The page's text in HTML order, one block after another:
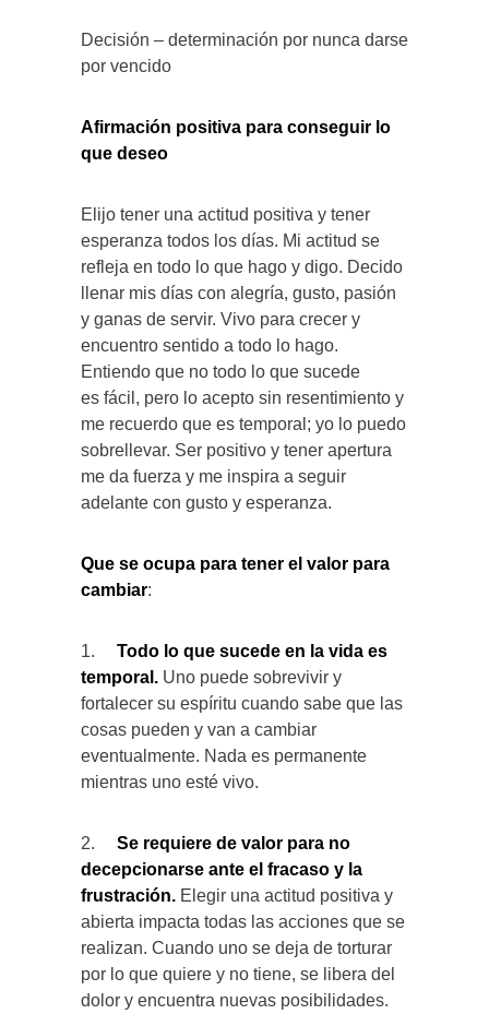
Decisión – determinación por nunca darse
por vencido
Afirmación positiva para conseguir lo
que deseo
Elijo tener una actitud positiva y tener
esperanza todos los días. Mi actitud se
refleja en todo lo que hago y digo. Decido
llenar mis días con alegría, gusto, pasión
y ganas de servir. Vivo para crecer y
encuentro sentido a todo lo hago.
Entiendo que no todo lo que sucede
es fácil, pero lo acepto sin resentimiento y
me recuerdo que es temporal; yo lo puedo
sobrellevar. Ser positivo y tener apertura
me da fuerza y me inspira a seguir
adelante con gusto y esperanza.
Que se ocupa para tener el valor para
cambiar:
1. Todo lo que sucede en la vida es
temporal. Uno puede sobrevivir y
fortalecer su espíritu cuando sabe que las
cosas pueden y van a cambiar
eventualmente. Nada es permanente
mientras uno esté vivo.
2. Se requiere de valor para no
decepcionarse ante el fracaso y la
frustración. Elegir una actitud positiva y
abierta impacta todas las acciones que se
realizan. Cuando uno se deja de torturar
por lo que quiere y no tiene, se libera del
dolor y encuentra nuevas posibilidades.